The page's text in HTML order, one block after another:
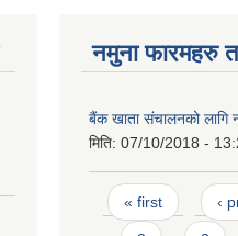
नमुना फारमहरु
बैंक खाता संचालनको लागि
मिति: 07/10/2018 -
Pages
« first ‹